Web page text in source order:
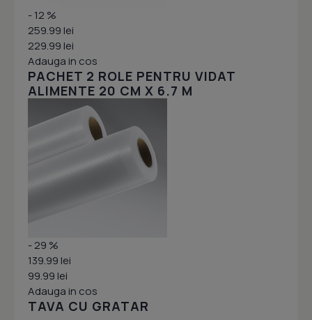
- 12 %
259.99 lei
229.99 lei
Adauga in cos
PACHET 2 ROLE PENTRU VIDAT
ALIMENTE 20 CM X 6.7 M
- 29 %
139.99 lei
99.99 lei
Adauga in cos
TAVA CU GRATAR